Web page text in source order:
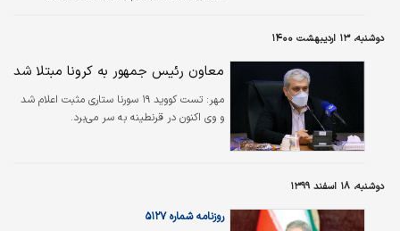
دوشنبه، ۱۳ اردیبهشت ۱۴۰۰
معاون رئیس جمهور به کرونا مبتلا شد
مهر:
تست کووید ۱۹ سورنا ستاری مثبت اعلام شد
و وی اکنون در قرنطینه به سر می‌برد.
دوشنبه، ۱۸ اسفند ۱۳۹۹
روزنامه شماره ۵۱۲۷